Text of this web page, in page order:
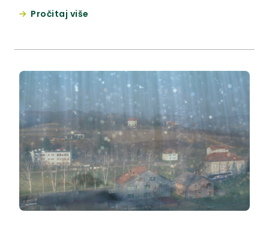
jedinica lokalne samouprave.
Pročitaj više